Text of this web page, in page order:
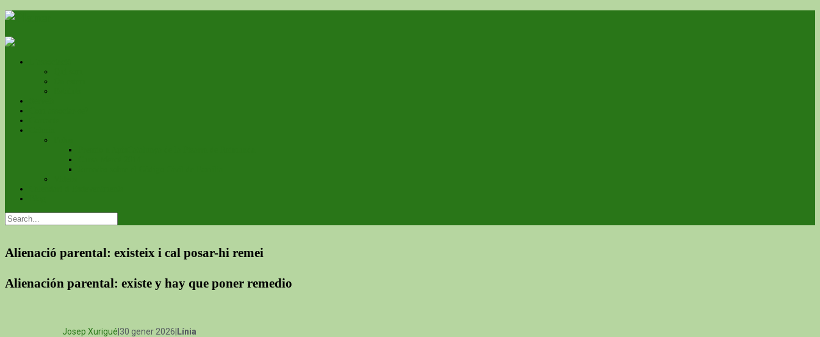
Alienació parental: existeix i cal posar-hi remei
Alienación parental: existe y hay que poner remedio
Josep Xurigué |30 gener 2026| Línia